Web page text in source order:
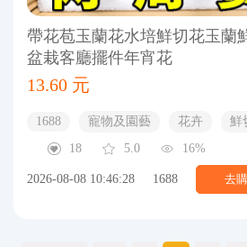
帶花苞玉蘭花水培鮮切花玉蘭
盆栽客廳擺件年宵花
13.60 元
1688 寵物及園藝 花卉
鮮
18
5.0 16%
2026-08-08 10:46:28 1688 去